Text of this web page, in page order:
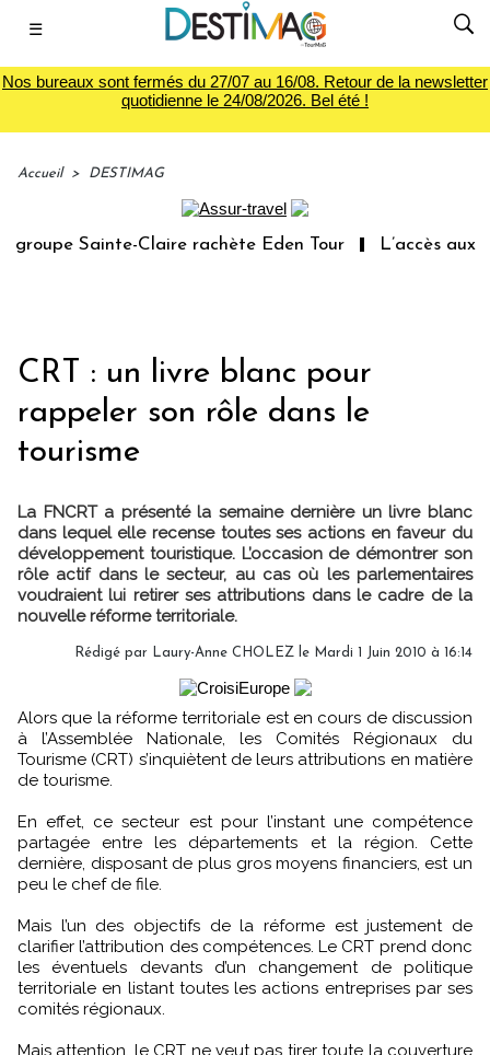
☰
Nos bureaux sont fermés du 27/07 au 16/08. Retour de la newsletter
quotidienne le 24/08/2026. Bel été !
Accueil > DESTIMAG
Sainte-Claire rachète Eden Tour L’accès aux
CRT : un livre blanc pour
rappeler son rôle dans le
tourisme
La FNCRT a présenté la semaine dernière un livre blanc
dans lequel elle recense toutes ses actions en faveur du
développement touristique. L’occasion de démontrer son
rôle actif dans le secteur, au cas où les parlementaires
voudraient lui retirer ses attributions dans le cadre de la
nouvelle réforme territoriale.
Rédigé par Laury-Anne CHOLEZ le Mardi 1 Juin 2010 à 16:14
Alors que la réforme territoriale est en cours de discussion
à l’Assemblée Nationale, les Comités Régionaux du
Tourisme (CRT) s’inquiètent de leurs attributions en matière
de tourisme.
En effet, ce secteur est pour l’instant une compétence
partagée entre les départements et la région. Cette
dernière, disposant de plus gros moyens financiers, est un
peu le chef de file.
Mais l’un des objectifs de la réforme est justement de
clarifier l’attribution des compétences. Le CRT prend donc
les éventuels devants d’un changement de politique
territoriale en listant toutes les actions entreprises par ses
comités régionaux.
Mais attention, le CRT ne veut pas tirer toute la couverture